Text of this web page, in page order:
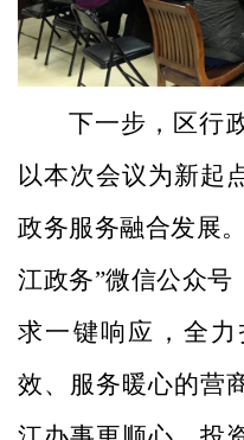
下一步，区行
以本次会议为新起
政务服务融合发展
江政务”微信公众
求一键响应，全
效、服务暖心的营